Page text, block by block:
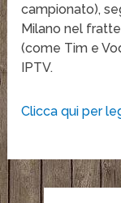
campionato),
Milano nel
(come Tim e
IPTV.
Clicca qui per